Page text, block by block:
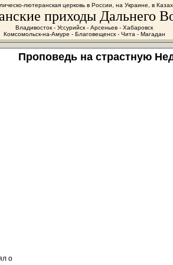
лютеранская церковь в России, на Украине, в
приходы Дальнего
Владивосток - Уссурийск - Арсеньев - Хабаровск
Комсомольск-на-Амуре - Благовещенск - Чита - Магадан
Проповедь на страстную
о